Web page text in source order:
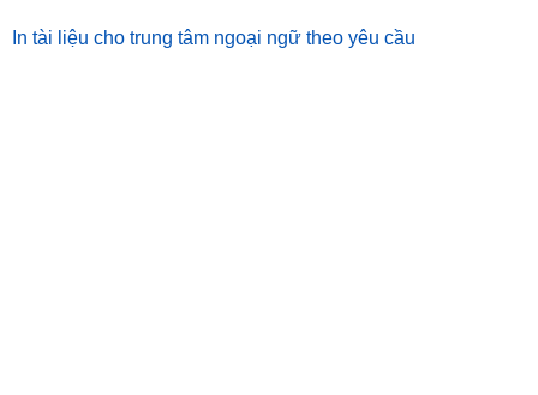
In tài liệu cho trung tâm ngoại ngữ theo yêu cầu